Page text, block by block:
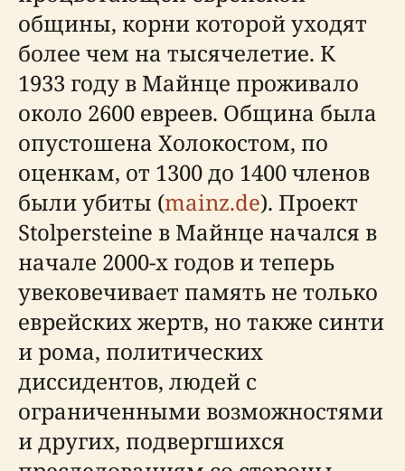
общины, корни которой уходят
более чем на тысячелетие. К
1933 году в Майнце проживало
около 2600 евреев. Община была
опустошена Холокостом, по
оценкам, от 1300 до 1400 членов
были убиты (mainz.de). Проект
Stolpersteine в Майнце начался в
начале 2000-х годов и теперь
увековечивает память не только
еврейских жертв, но также синти
и рома, политических
диссидентов, людей с
ограниченными возможностями
и других, подвергшихся